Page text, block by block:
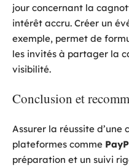
jour concernant la
intérêt accru. Créer un
exemple, permet de
les invités à partager la
visibilité.
Conclusion et
Assurer la réussite
plateformes comme
préparation et un suivi